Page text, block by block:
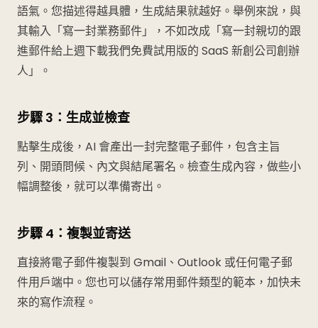
語氣。您描述得越具體，生成結果就越好。舉例來說，與
其輸入「寫一封業務郵件」，不如改成「寫一封親切的跟
進郵件給上週下載我們免費試用版的 SaaS 新創公司創辦
人」。
步驟 3：生成並檢查
點擊生成後，AI 會產出一封完整電子郵件，包含主旨
列、開頭問候、內文與結尾署名。檢查生成內容，做些小
幅調整後，就可以準備寄出。
步驟 4：複製並寄送
直接將電子郵件複製到 Gmail、Outlook 或任何電子郵
件用戶端中。您也可以儲存常用郵件類型的範本，加快未
來的寫作流程。